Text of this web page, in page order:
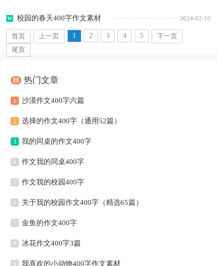
校园的春天400字作文素材 2024-02-10
首页 上一页 1 2 3 4 5
下一页
尾页
H 热门文章
1 沙漠作文400字六篇
2 选择的作文400字（通用52篇）
3 我的同桌的作文400字
4 作文我的同桌400字
5 作文我的校园400字
6 关于我的校园作文400字（精选65篇）
7 金鱼的作文400字
8 冰花作文400字3篇
9 我喜欢的小动物400字作文素材